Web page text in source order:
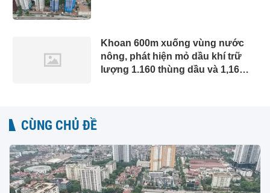
Khoan 600m xuống vùng nước
nông, phát hiện mỏ dầu khí trữ
lượng 1.160 thùng dầu và 1,16
CÙNG CHỦ ĐỀ